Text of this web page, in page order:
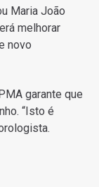
Maria João
melhorar
novo
garante que
“Isto é